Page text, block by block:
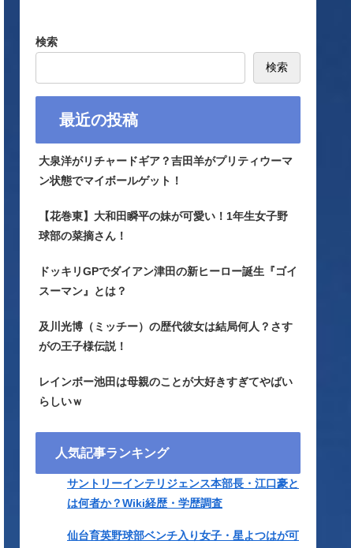
検索
検索
最近の投稿
大泉洋がリチャードギア？吉田羊がプリティウーマ
ン状態でマイボールゲット！
【花巻東】大和田瞬平の妹が可愛い！1年生女子野
球部の菜摘さん！
ドッキリGPでダイアン津田の新ヒーロー誕生『ゴイ
スーマン』とは？
及川光博（ミッチー）の歴代彼女は結局何人？さす
がの王子様伝説！
レインボー池田は母親のことが大好きすぎてやばい
らしいｗ
人気記事ランキング
サントリーインテリジェンス本部長・江口豪と
は何者か？Wiki経歴・学歴調査
仙台育英野球部ベンチ入り女子・星よつはが可